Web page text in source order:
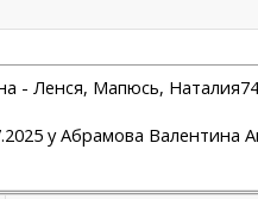
- Ленся, Мапюсь,
у Абрамова Валентина